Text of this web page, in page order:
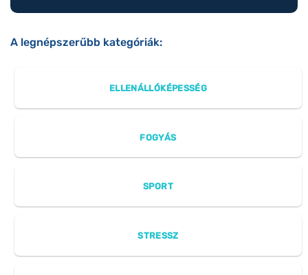
A legnépszerűbb kategóriák:
ELLENÁLLÓKÉPESSÉG
FOGYÁS
SPORT
STRESSZ